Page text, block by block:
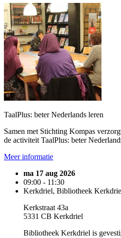
TaalPlus: beter Nederlands leren
Samen met Stichting Kompas
de activiteit TaalPlus: beter
Meer informatie
ma 17 aug 2026
09:00 - 11:30
Kerkdriel, Bibliotheek
Kerkstraat 43a
5331 CB Kerkdriel
Bibliotheek Kerkdriel is